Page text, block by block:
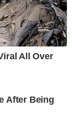
All Over
After Being